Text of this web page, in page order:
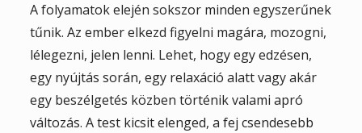
A folyamatok elején sokszor minden egyszerűnek
tűnik. Az ember elkezd figyelni magára, mozogni,
lélegezni, jelen lenni. Lehet, hogy egy edzésen,
egy nyújtás során, egy relaxáció alatt vagy akár
egy beszélgetés közben történik valami apró
változás. A test kicsit elenged, a fej csendesebb